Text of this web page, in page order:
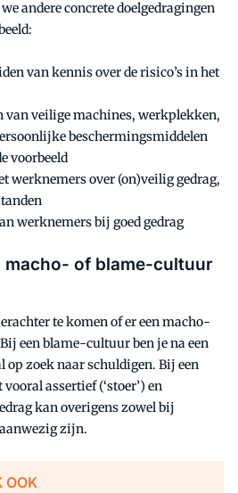
andere concrete doelgedragingen
van kennis over de risico’s in het
van veilige machines, werkplekken,
beschermingsmiddelen
voorbeeld
werknemers over (on)veilig gedrag,
werknemers bij goed gedrag
macho- of blame-cultuur
te komen of er een macho-
een blame-cultuur ben je na een
op zoek naar schuldigen. Bij een
assertief (‘stoer’) en
kan overigens zowel bij
zijn.
OOK